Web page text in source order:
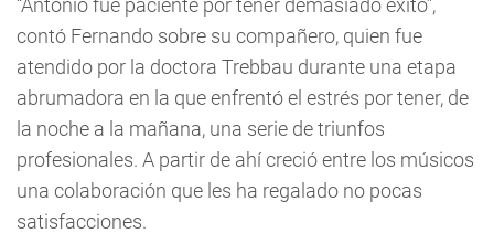
“Antonio fue paciente por tener demasiado éxito”,
contó Fernando sobre su compañero, quien fue
atendido por la doctora Trebbau durante una etapa
abrumadora en la que enfrentó el estrés por tener, de
la noche a la mañana, una serie de triunfos
profesionales. A partir de ahí creció entre los músicos
una colaboración que les ha regalado no pocas
satisfacciones.